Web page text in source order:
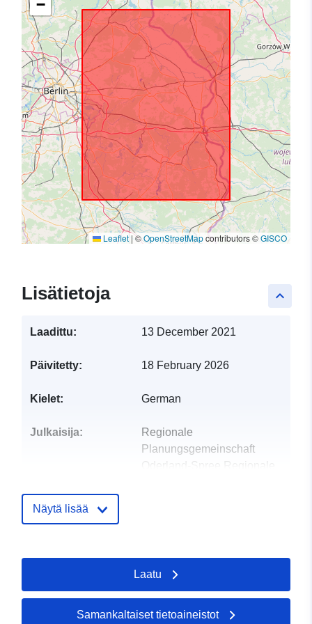
−
Leaflet |©OpenStreetMapcontributors ©GISCO
keyboard_arrow_up
Lisätietoja
Laadittu: 13 December 2021
Päivitetty: 18 February 2026
Kielet: German
Julkaisija:
Regionale
Planungsgemeinschaft
Oderland-Spree Regionale
Landesplanung Berlin-
S-posti:
mailto:post@rpg-
Näytä lisää
Laatu
Samankaltaiset tietoaineistot